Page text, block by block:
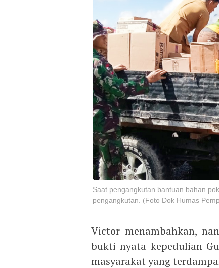
Saat pengangkutan bantuan bahan
pengangkutan. (Foto Dok Humas
Victor menambahkan,
bukti nyata kepedulian
masyarakat yang